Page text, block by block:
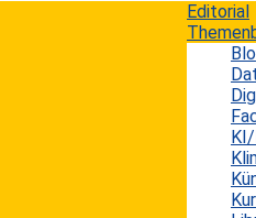
Editorial
Datum: 28. Dezember 2021
Zur Messung der
bzw. von Wirkung und